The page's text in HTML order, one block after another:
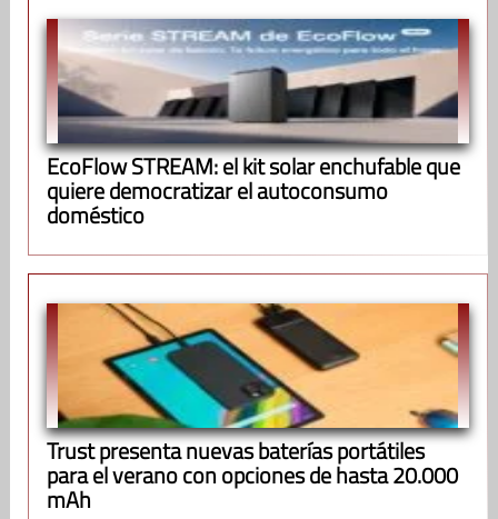
EcoFlow STREAM: el kit solar enchufable que
quiere democratizar el autoconsumo
doméstico
Trust presenta nuevas baterías portátiles
para el verano con opciones de hasta 20.000
mAh